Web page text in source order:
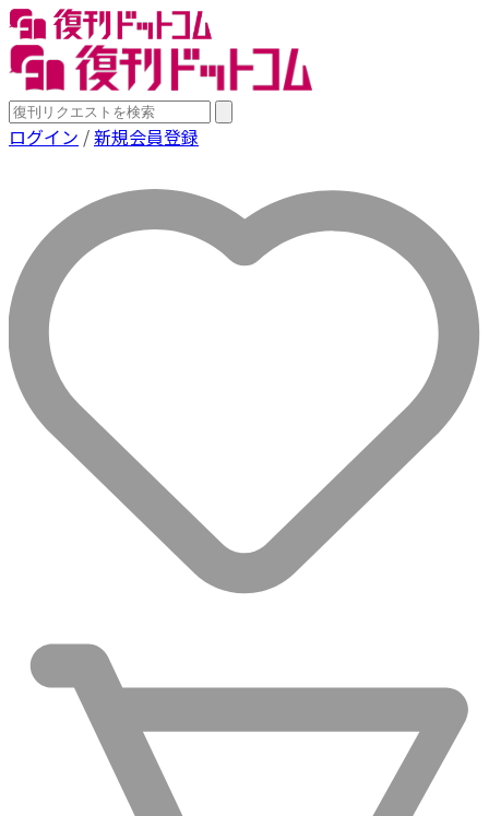
ログイン /新規会員登録